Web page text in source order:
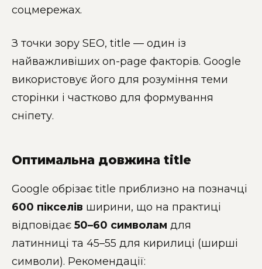
соцмережах.
З точки зору SEO, title — один із
найважливіших on-page факторів. Google
використовує його для розуміння теми
сторінки і частково для формування
сніпету.
Оптимальна довжина title
Google обрізає title приблизно на позначці
600 пікселів ширини, що на практиці
відповідає 50–60 символам для
латинниці та 45–55 для кирилиці (ширші
символи). Рекомендації: